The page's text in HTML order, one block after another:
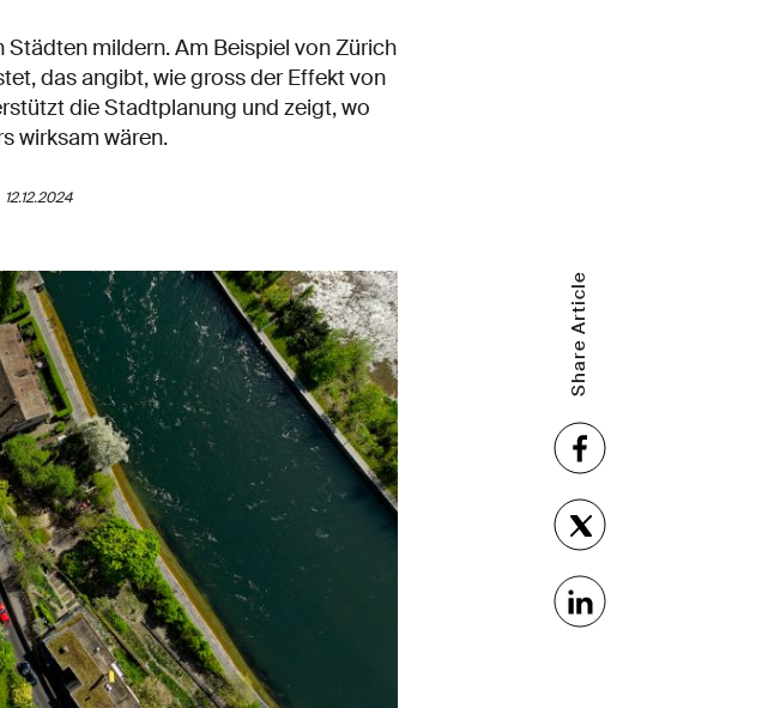
mildern. Am Beispiel von Zürich
das angibt, wie gross der Effekt von
die Stadtplanung und zeigt, wo
wirksam wären.
12.12.2024
Share Article